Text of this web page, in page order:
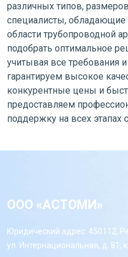
различных типов,
специалисты, обладающие
области трубопроводной
подобрать оптимальное
учитывая все требования
гарантируем высокое
конкурентные цены и
предоставляем
поддержку на всех этапах
ООО «АСТОМИ»
Юридический адрес: 450112,
ул. Интернациональная, д. 81,